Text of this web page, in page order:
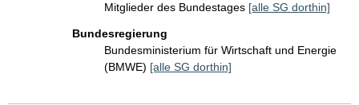
Mitglieder des Bundestages [alle SG dorthin]
Bundesregierung
Bundesministerium für Wirtschaft und Energie
(BMWE) [alle SG dorthin]